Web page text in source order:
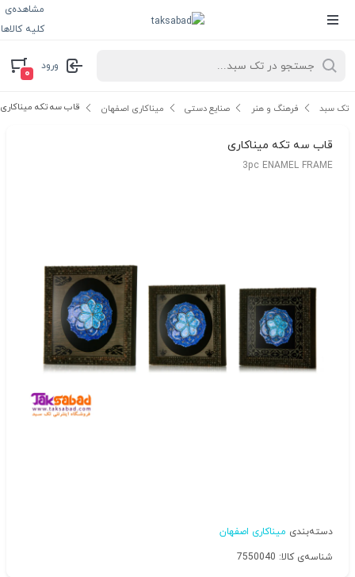
مشاهده‌ی
کلیه کالاها
ورود
۰
تک سبد فرهنگ و هنر صنایع دستی میناکاری اصفهان قاب سه تکه میناکاری
قاب سه تکه میناکاری
3pc ENAMEL FRAME
دسته‌بندی میناکاری اصفهان
شناسه‌ی کالا: 7550040